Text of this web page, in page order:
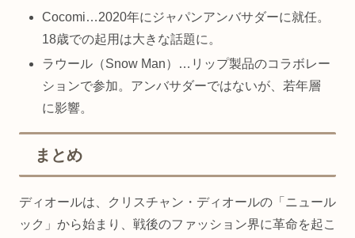
Cocomi…2020年にジャパンアンバサダーに就任。
18歳での起用は大きな話題に。
ラウール（Snow Man）…リップ製品のコラボレー
ションで参加。アンバサダーではないが、若年層
に影響。
まとめ
ディオールは、クリスチャン・ディオールの「ニュール
ック」から始まり、戦後のファッション界に革命を起こ